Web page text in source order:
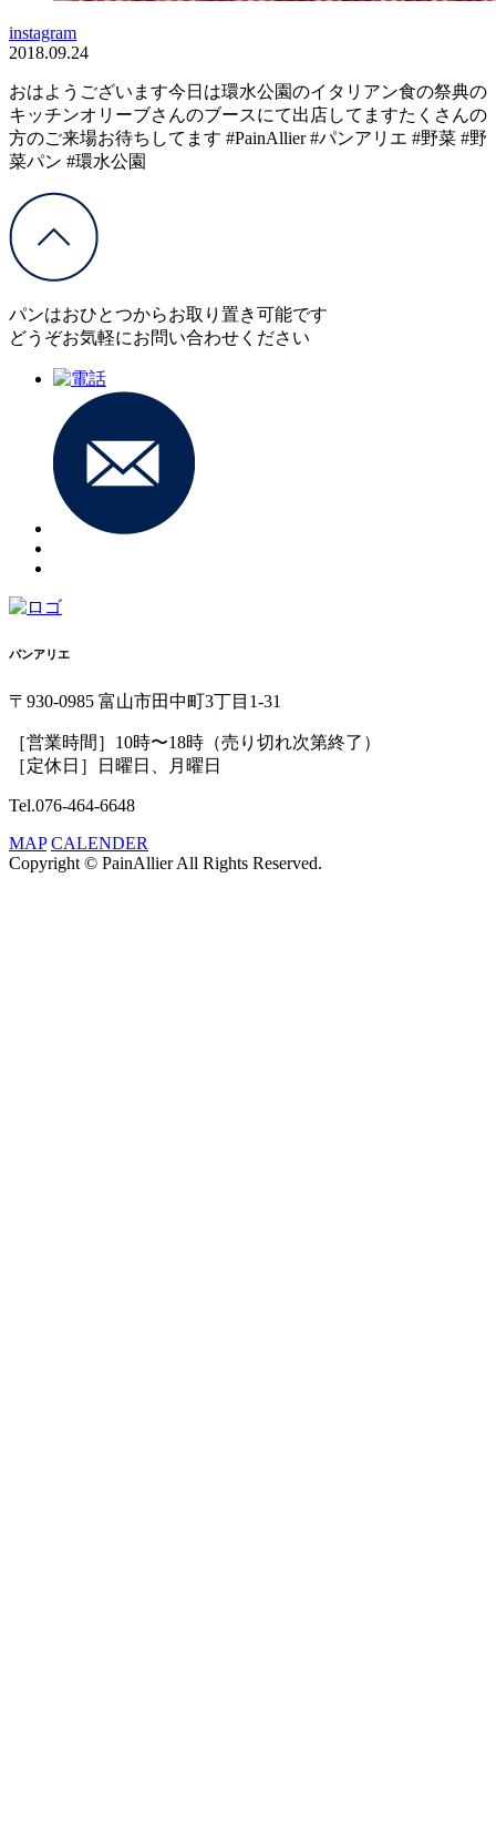
instagram
2018.09.24
おはようございます今日は環水公園のイタリアン食の祭典の
キッチンオリーブさんのブースにて出店してますたくさんの
方のご来場お待ちしてます #PainAllier #パンアリエ #野菜 #野
菜パン #環水公園
パンはおひとつからお取り置き可能です
どうぞお気軽にお問い合わせください
パンアリエ
〒930-0985 富山市田中町3丁目1-31
［営業時間］10時〜18時（売り切れ次第終了）
［定休日］日曜日、月曜日
Tel.076-464-6648
MAP CALENDER
Copyright © PainAllier All Rights Reserved.